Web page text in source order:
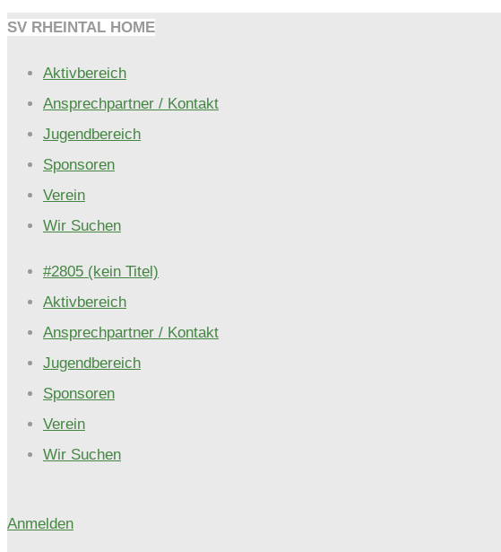
SV RHEINTAL HOME
Aktivbereich
Ansprechpartner / Kontakt
Jugendbereich
Sponsoren
Verein
Wir Suchen
#2805 (kein Titel)
Aktivbereich
Ansprechpartner / Kontakt
Jugendbereich
Sponsoren
Verein
Wir Suchen
Anmelden